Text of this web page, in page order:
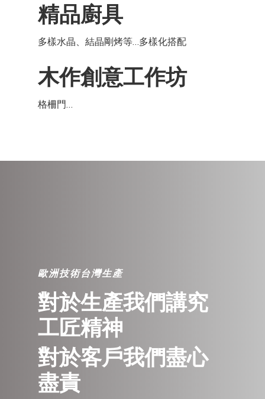
精品廚具
多樣水晶、結晶剛烤等…多樣化搭配
木作創意工作坊
格柵門…
歐洲技術台灣生產
對於生產我們講究
工匠精神
對於客戶我們盡心
盡責